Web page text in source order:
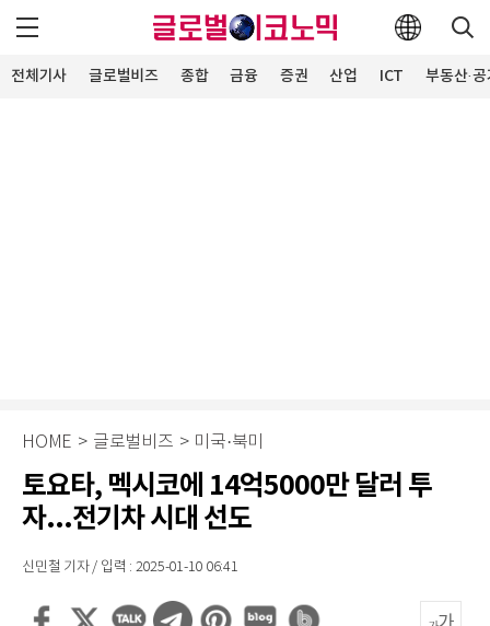
전체기사 글로벌비즈 종합 금융 증권 산업 ICT 부동산·
HOME > 글로벌비즈 > 미국·북미
토요타, 멕시코에 14억5000만 달러 투
자...전기차 시대 선도
신민철 기자 / 입력 : 2025-01-10 06:41